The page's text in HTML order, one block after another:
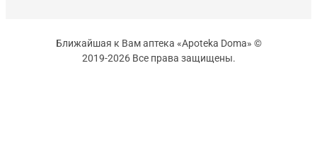
Ближайшая к Вам аптека «Apoteka Doma» ©
2019-2026 Все права защищены.